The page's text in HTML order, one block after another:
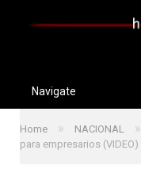
Navigate
Home » NACIONAL »
para empresarios (VIDEO)